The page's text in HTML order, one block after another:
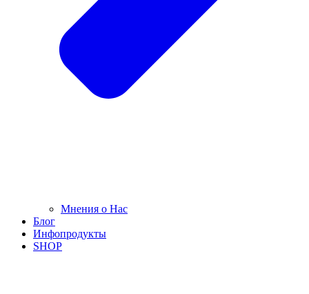
Мнения о Нас
Блог
Инфопродукты
SHOP